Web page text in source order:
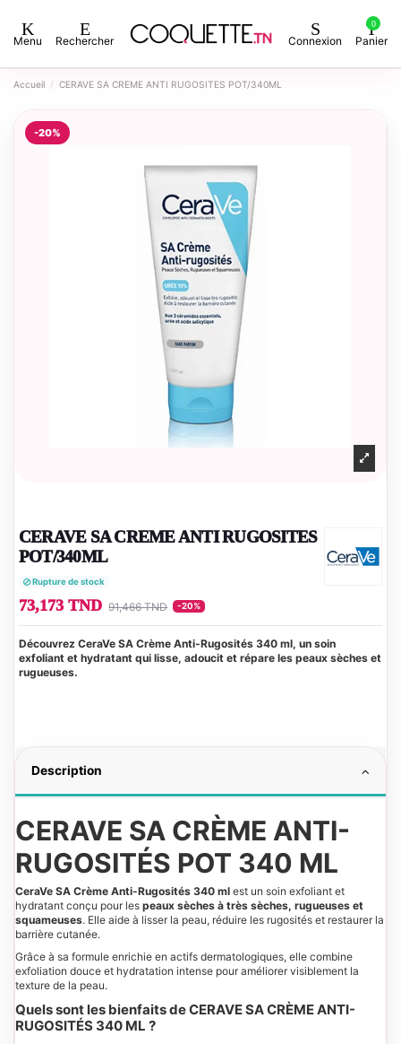
Menu Rechercher Connexion
0
Panier
Accueil CERAVE SA CREME ANTI RUGOSITES POT/340ML
-20%
CERAVE SA CREME ANTI RUGOSITES
POT/340ML
Rupture de stock
73,173 TND 91,466 TND -20%
Découvrez CeraVe SA Crème Anti-Rugosités 340 ml, un soin
exfoliant et hydratant qui lisse, adoucit et répare les peaux sèches et
rugueuses.
Description
CERAVE SA CRÈME ANTI-
RUGOSITÉS POT 340 ML
CeraVe SA Crème Anti-Rugosités 340 ml est un soin exfoliant et
hydratant conçu pour les peaux sèches à très sèches, rugueuses et
squameuses. Elle aide à lisser la peau, réduire les rugosités et restaurer la
barrière cutanée.
Grâce à sa formule enrichie en actifs dermatologiques, elle combine
exfoliation douce et hydratation intense pour améliorer visiblement la
texture de la peau.
Quels sont les bienfaits de CERAVE SA CRÈME ANTI-
RUGOSITÉS 340 ML ?